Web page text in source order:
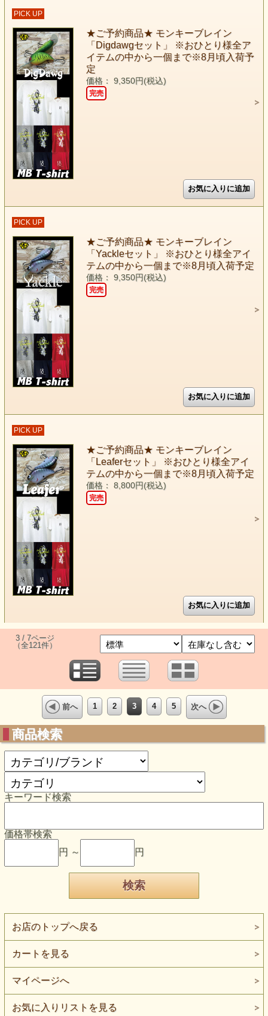
PICK UP
★ご予約商品★ モンキーブレイン
「Digdawgセット」 ※おひとり様全ア
イテムの中から一個まで※8月頃入荷予
定
価格： 9,350円(税込)
完売
PICK UP
★ご予約商品★ モンキーブレイン
「Yackleセット」 ※おひとり様全アイ
テムの中から一個まで※8月頃入荷予定
価格： 9,350円(税込)
完売
PICK UP
★ご予約商品★ モンキーブレイン
「Leaferセット」 ※おひとり様全アイ
テムの中から一個まで※8月頃入荷予定
価格： 8,800円(税込)
完売
3 / 7ページ
（全121件）
前へ 1 2 3 4 5 次へ
商品検索
キーワード検索
価格帯検索
円 ～
円
お店のトップへ戻る
カートを見る
マイページへ
お気に入りリストを見る